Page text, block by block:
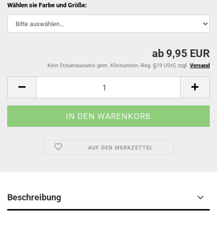
Wählen sie Farbe und Größe:
ab 9,95 EUR
Kein Steuerausweis gem. Kleinuntern.-Reg. §19 UStG zzgl. Versand
AUF DEN MERKZETTEL
Beschreibung